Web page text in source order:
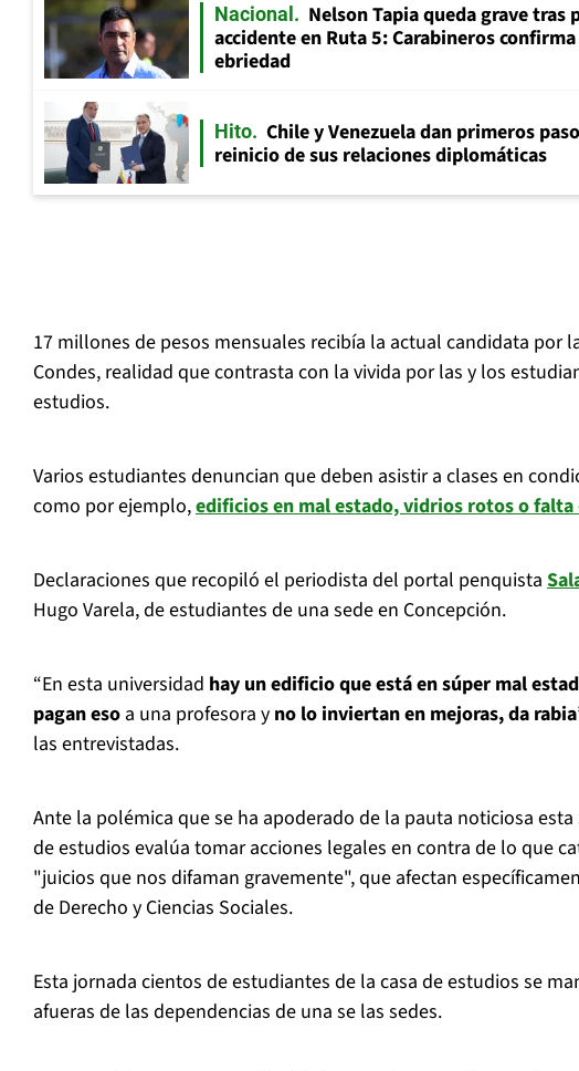
Nacional
Nelson Tapia queda grave tras
accidente en Ruta 5: Carabineros
ebriedad
Hito
Chile y Venezuela dan primeros
reinicio de sus relaciones diplomáticas
17 millones de pesos mensuales recibía la actual candidata por
Condes, realidad que contrasta con la vivida por las y los
estudios.
Varios estudiantes denuncian que deben asistir a clases en
como por ejemplo,edificios en mal estado, vidrios rotos o falta
Declaraciones que recopiló el periodista del portal penquista
Hugo Varela, de estudiantes de una sede en Concepción.
“En esta universidad hay un edificio que está en súper mal
pagan eso a una profesora y no lo inviertan en mejoras, da rabia
las entrevistadas.
Ante la polémica que se ha apoderado de la pauta noticiosa esta
de estudios evalúa tomar acciones legales en contra de lo que
"juicios que nos difaman gravemente", que afectan
de Derecho y Ciencias Sociales.
Esta jornada cientos de estudiantes de la casa de estudios se
afueras de las dependencias de una se las sedes.